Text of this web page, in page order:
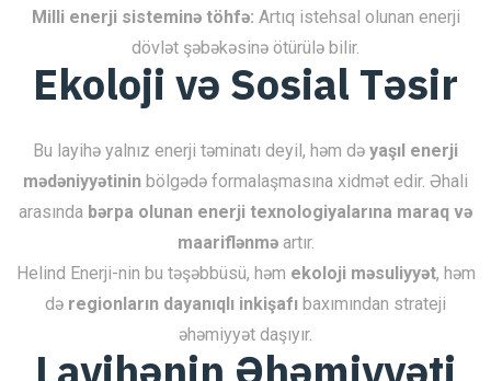
Milli enerji sisteminə töhfə: Artıq istehsal olunan enerji
dövlət şəbəkəsinə ötürülə bilir.
Ekoloji və Sosial Təsir
Bu layihə yalnız enerji təminatı deyil, həm də yaşıl enerji
mədəniyyətinin bölgədə formalaşmasına xidmət edir. Əhali
arasında bərpa olunan enerji texnologiyalarına maraq və
maariflənməartır.
Helind Enerji-nin bu təşəbbüsü, həm ekoloji məsuliyyət, həm
də regionların dayanıqlı inkişafı baxımından strateji
əhəmiyyət daşıyır.